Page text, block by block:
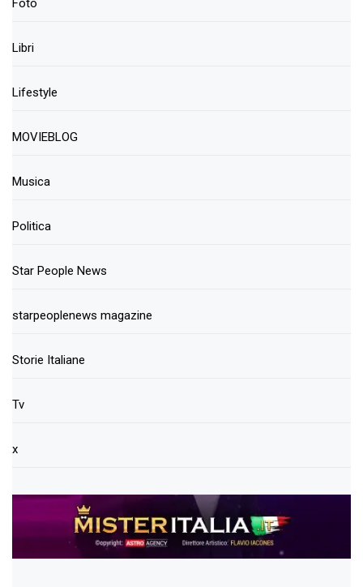
Foto
Libri
Lifestyle
MOVIEBLOG
Musica
Politica
Star People News
starpeoplenews magazine
Storie Italiane
Tv
x